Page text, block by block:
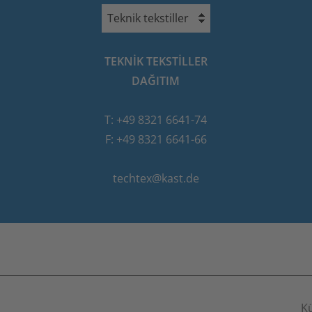
Teknik tekstiller
TEKNIK TEKSTILLER
DAĞITIM
T: +49 8321 6641-74
F: +49 8321 6641-66
techtex@kast.de